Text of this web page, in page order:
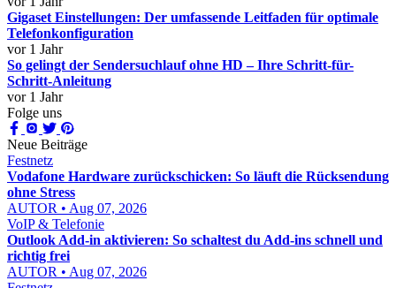
Gigaset Einstellungen: Der umfassende Leitfaden für optimale
Telefonkonfiguration
vor 1 Jahr
So gelingt der Sendersuchlauf ohne HD – Ihre Schritt-für-
Schritt-Anleitung
vor 1 Jahr
Folge uns
Neue Beiträge
Festnetz
Vodafone Hardware zurückschicken: So läuft die Rücksendung
ohne Stress
AUTOR • Aug 07, 2026
VoIP & Telefonie
Outlook Add-in aktivieren: So schaltest du Add-ins schnell und
richtig frei
AUTOR • Aug 07, 2026